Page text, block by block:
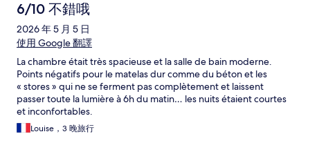
6/10 不錯哦
2026 年 5 月 5 日
使用 Google 翻譯
La chambre était très spacieuse et la salle de bain moderne.
Points négatifs pour le matelas dur comme du béton et les
« stores » qui ne se ferment pas complètement et laissent
passer toute la lumière à 6h du matin… les nuits étaient courtes
et inconfortables.
Louise，3 晚旅行